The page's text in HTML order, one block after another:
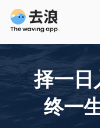
择一日
终一